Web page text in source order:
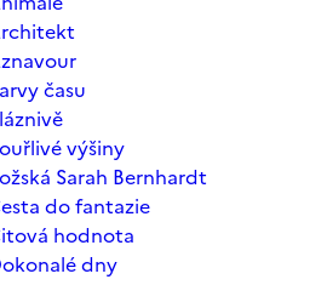
času
výšiny
Sarah Bernhardt
do fantazie
hodnota
dny